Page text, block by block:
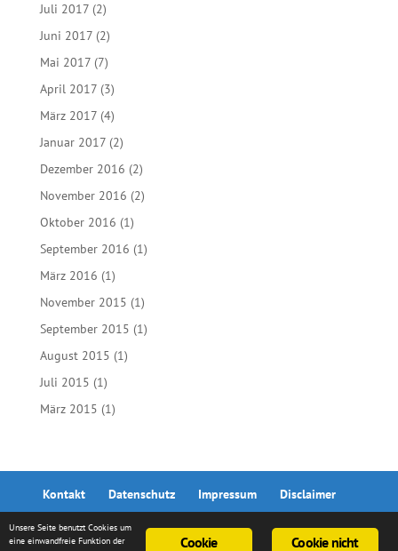
Juli 2017(2)
Juni 2017(2)
Mai 2017(7)
April 2017(3)
März 2017(4)
Januar 2017(2)
Dezember 2016 (2)
November 2016 (2)
Oktober 2016 (1)
September 2016 (1)
März 2016 (1)
November 2015 (1)
September 2015 (1)
August 2015 (1)
Juli 2015 (1)
März 2015 (1)
Kontakt Datenschutz Impressum Disclaimer
Cookie nicht
Cookie
Unsere Seite benutzt Cookies um
eine einwandfreie Funktion der